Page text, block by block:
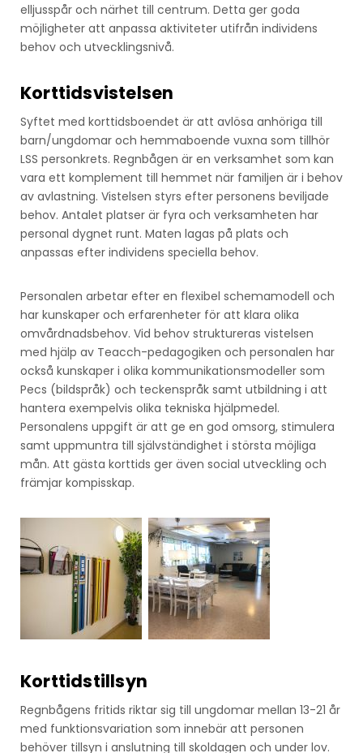
elljusspår och närhet till centrum. Detta ger goda
möjligheter att anpassa aktiviteter utifrån individens
behov och utvecklingsnivå.
Korttidsvistelsen
Syftet med korttidsboendet är att avlösa anhöriga till
barn/ungdomar och hemmaboende vuxna som tillhör
LSS personkrets. Regnbågen är en verksamhet som kan
vara ett komplement till hemmet när familjen är i behov
av avlastning. Vistelsen styrs efter personens beviljade
behov. Antalet platser är fyra och verksamheten har
personal dygnet runt. Maten lagas på plats och
anpassas efter individens speciella behov.
Personalen arbetar efter en flexibel schemamodell och
har kunskaper och erfarenheter för att klara olika
omvårdnadsbehov. Vid behov struktureras vistelsen
med hjälp av Teacch-pedagogiken och personalen har
också kunskaper i olika kommunikationsmodeller som
Pecs (bildspråk) och teckenspråk samt utbildning i att
hantera exempelvis olika tekniska hjälpmedel.
Personalens uppgift är att ge en god omsorg, stimulera
samt uppmuntra till självständighet i största möjliga
mån. Att gästa korttids ger även social utveckling och
främjar kompisskap.
Korttidstillsyn
Regnbågens fritids riktar sig till ungdomar mellan 13-21 år
med funktionsvariation som innebär att personen
behöver tillsyn i anslutning till skoldagen och under lov.